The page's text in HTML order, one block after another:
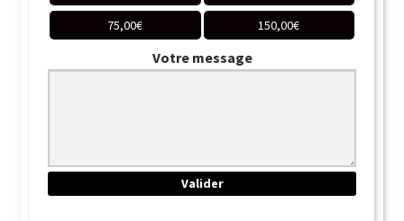
75,00€ 150,00€
Votre message